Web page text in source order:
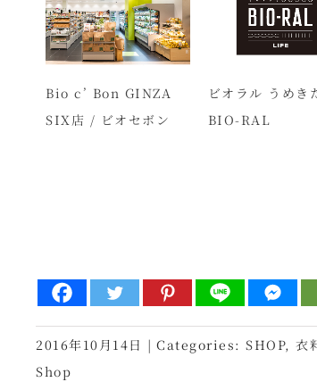
Bio c’ Bon GINZA
SIX店 / ビオセボン
ビオラル うめき
BIO-RAL
2016年10月14日 | Categories:SHOP,衣
Shop